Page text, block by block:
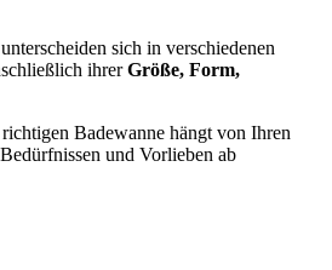
sich in verschiedenen
ihrerGröße, Form,
Badewanne hängt von Ihren
und Vorlieben ab